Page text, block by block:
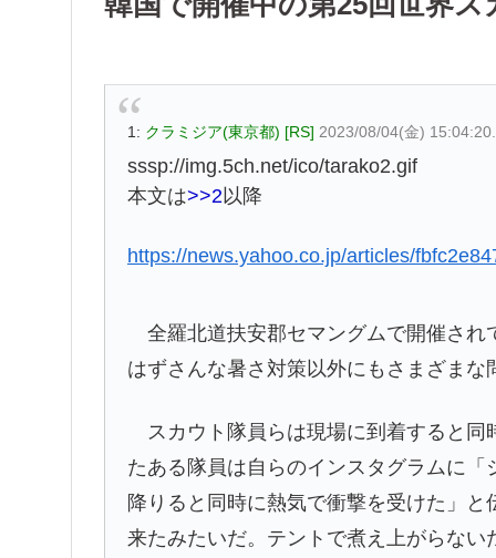
1: クラミジア(東京都) [RS] 2023/08/04(金)
sssp://img.5ch.net/ico/tarako2.gif
本文は>>2 以降
https://news.yahoo.co.jp/articles/
全羅北道扶安郡セマングムで開催され
はずさんな暑さ対策以外にもさまざまな
スカウト隊員らは現場に到着すると同
たある隊員は自らのインスタグラムに
降りると同時に熱気で衝撃を受けた」
来たみたいだ。テントで煮え上がらな